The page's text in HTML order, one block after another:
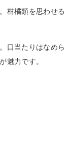
柑橘類を思わせる
口当たりはなめら
魅力です。